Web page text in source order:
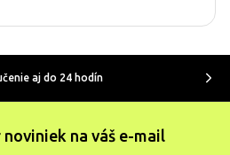
aj do 24 hodín
na váš e-mail